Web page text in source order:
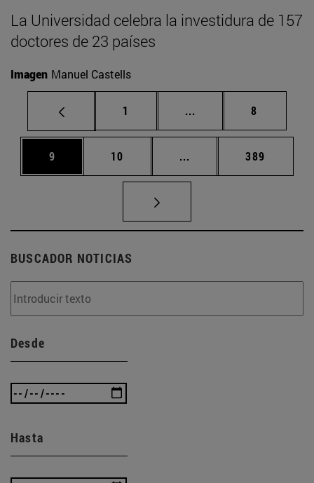
La Universidad celebra la investidura de 157
doctores de 23 países
Imagen Manuel Castells
Página
1 ... Páginas intermedias
Página
8
Página
9 Página
10 ... Páginas intermedias
Página
389
BUSCADOR NOTICIAS
Desde
Hasta